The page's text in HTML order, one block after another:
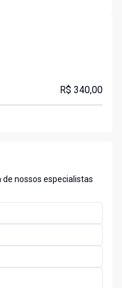
R$ 340,00
nossos especialistas